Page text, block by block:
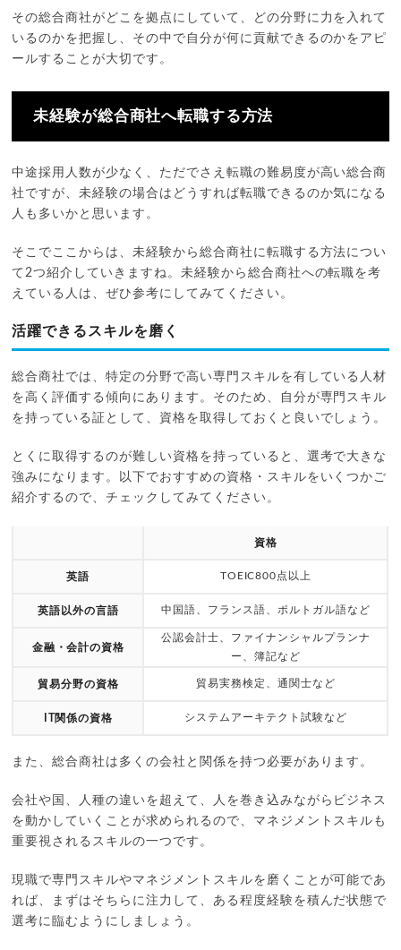
その総合商社がどこを拠点にしていて、どの分野に力を入れて
いるのかを把握し、その中で自分が何に貢献できるのかをアピ
ールすることが大切です。
未経験が総合商社へ転職する方法
中途採用人数が少なく、ただでさえ転職の難易度が高い総合商
社ですが、未経験の場合はどうすれば転職できるのか気になる
人も多いかと思います。
そこでここからは、未経験から総合商社に転職する方法につい
て2つ紹介していきますね。未経験から総合商社への転職を考
えている人は、ぜひ参考にしてみてください。
活躍できるスキルを磨く
総合商社では、特定の分野で高い専門スキルを有している人材
を高く評価する傾向にあります。そのため、自分が専門スキル
を持っている証として、資格を取得しておくと良いでしょう。
とくに取得するのが難しい資格を持っていると、選考で大きな
強みになります。以下でおすすめの資格・スキルをいくつかご
紹介するので、チェックしてみてください。
資格
英語 TOEIC800点以上
英語以外の言語 中国語、フランス語、ポルトガル語など
金融・会計の資格
公認会計士、ファイナンシャルプランナ
ー、簿記など
貿易分野の資格 貿易実務検定、通関士など
IT関係の資格 システムアーキテクト試験など
また、総合商社は多くの会社と関係を持つ必要があります。
会社や国、人種の違いを超えて、人を巻き込みながらビジネス
を動かしていくことが求められるので、マネジメントスキルも
重要視されるスキルの一つです。
現職で専門スキルやマネジメントスキルを磨くことが可能であ
れば、まずはそちらに注力して、ある程度経験を積んだ状態で
選考に臨むようにしましょう。